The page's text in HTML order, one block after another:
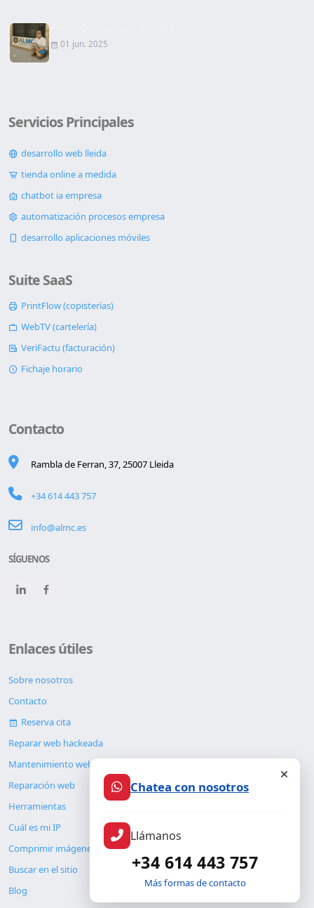
01 jun. 2025
Servicios Principales
desarrollo web lleida
tienda online a medida
chatbot ia empresa
automatización procesos empresa
desarrollo aplicaciones móviles
Suite SaaS
PrintFlow (copisterías)
WebTV (cartelería)
VeriFactu (facturación)
Fichaje horario
Contacto
Rambla de Ferran, 37, 25007 Lleida
+34 614 443 757
info@almc.es
SÍGUENOS
Enlaces útiles
Sobre nosotros
Contacto
Reserva cita
Reparar web hackeada
Mantenimiento web
Reparación web
Herramientas
Cuál es mi IP
Comprimir imágenes
Buscar en el sitio
Blog
Chatea con nosotros
Llámanos
+34 614 443 757
Más formas de contacto